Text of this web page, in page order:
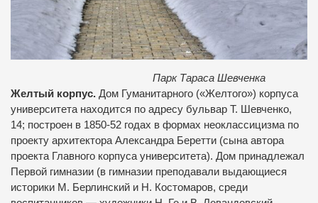
Парк Тараса Шевченка
Желтый корпус. Дом Гуманитарного («Желтого») корпуса
университета находится по адресу бульвар Т. Шевченко,
14; построен в 1850-52 годах в формах неоклассицизма по
проекту архитектора Александра Беретти (сына автора
проекта Главного корпуса университета). Дом принадлежал
Первой гимназии (в гимназии преподавали выдающиеся
историки М. Берлинский и Н. Костомаров, среди